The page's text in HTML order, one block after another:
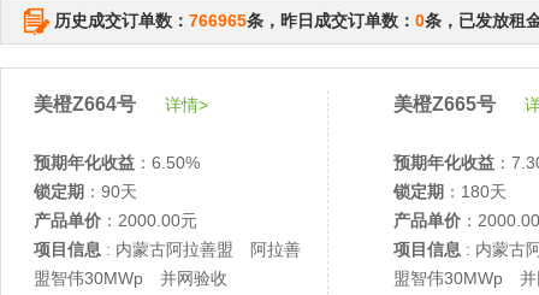
历史成交订单数： 766965条，昨日成交订单数： 0条，已发放租
美橙Z664号 详情>
预期年化收益 ：6.50%
锁定期 ：90天
产品单价 ：2000.00元
项目信息 : 内蒙古阿拉善盟 阿拉善
盟智伟30MWp 并网验收
美橙Z665号
预期年化收益 ：
锁定期 ：180天
产品单价 ：
项目信息 : 内蒙古
盟智伟30MWp 并